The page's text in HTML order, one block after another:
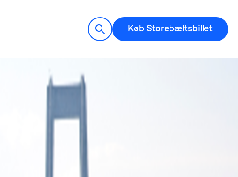
Køb Storebæltsbillet